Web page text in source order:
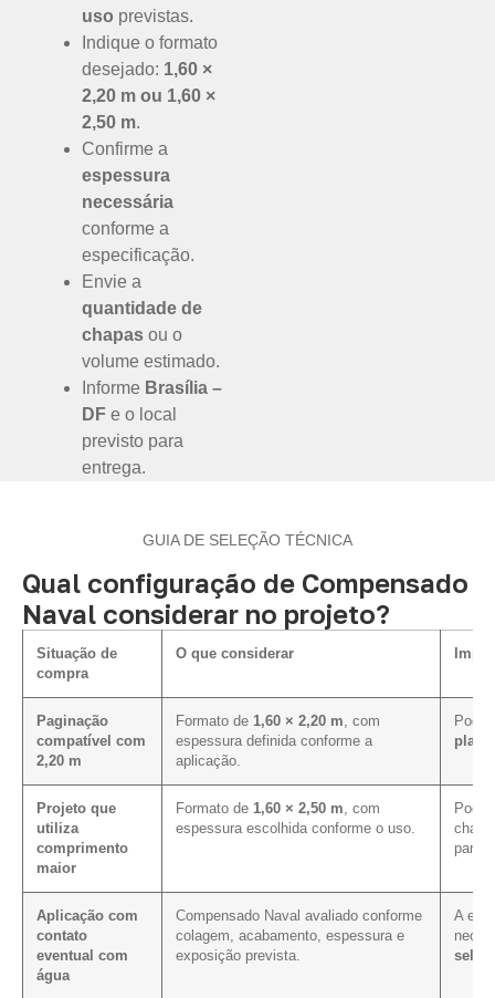
uso previstas.
Indique o formato
desejado: 1,60 ×
2,20 m ou 1,60 ×
2,50 m.
Confirme a
espessura
necessária
conforme a
especificação.
Envie a
quantidade de
chapas ou o
volume estimado.
Informe Brasília –
DF e o local
previsto para
entrega.
GUIA DE SELEÇÃO TÉCNICA
Qual configuração de Compensado
Naval considerar no projeto?
Situação de
compra
O que considerar
Paginação
compatível com
2,20 m
Formato de 1,60 × 2,20 m , com
espessura definida conforme a
aplicação.
Pode
Projeto que
utiliza
comprimento
maior
Formato de 1,60 × 2,50 m , com
espessura escolhida conforme o uso.
Pode
para
Aplicação com
contato
eventual com
água
Compensado Naval avaliado conforme
colagem, acabamento, espessura e
exposição prevista.
A